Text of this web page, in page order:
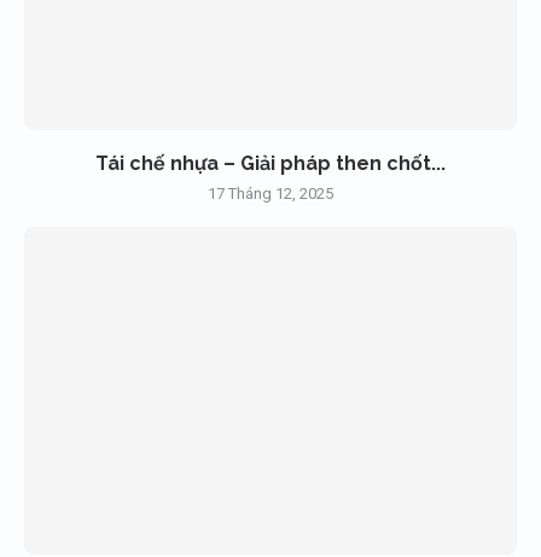
Tái chế nhựa – Giải pháp then chốt...
17 Tháng 12, 2025